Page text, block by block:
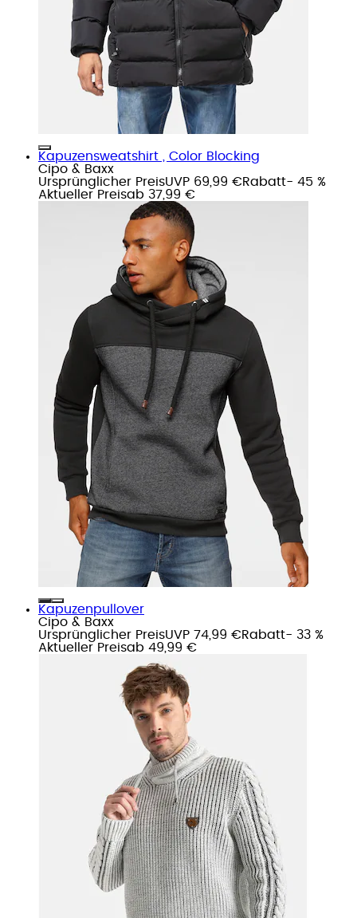
Kapuzensweatshirt , Color Blocking
Cipo & Baxx
Ursprünglicher PreisUVP 69,99 €Rabatt- 45 %
Aktueller Preisab 37,99 €
Kapuzenpullover
Cipo & Baxx
Ursprünglicher PreisUVP 74,99 €Rabatt- 33 %
Aktueller Preisab 49,99 €